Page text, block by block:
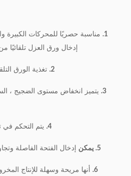
نجاعة 0.5S / ثانية
0.75 كيلو واط
وزن
1.
مناسبة حصريًا للمحركات الكبيرة
إدخال ورق العزل تلقائيًا
2. تغذية الورق
3. يتميز انخفاض مستوى الضجيج ،
4. يتم التحكم في
5. يمكن إدخال الفتحة الفاصلة
6. أنها مريحة وسهلة للإنتاج